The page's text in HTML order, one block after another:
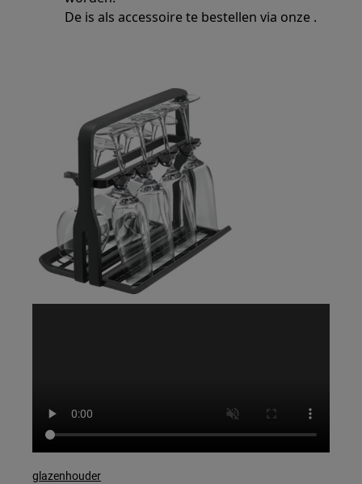
De is als accessoire te bestellen via onze .
glazenhouder